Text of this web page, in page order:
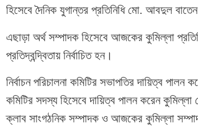
হিসেবে দৈনিক যুগান্তর প্রতিনিধি মো. আবদুল বাতেন
এছাড়া অর্থ সম্পাদক হিসেবে আজকের কুমিল্লা
প্রতিদ্বন্দ্বিতায় নির্বাচিত হন।
নির্বাচন পরিচালনা কমিটির সভাপতির দায়িত্ব
কমিটির সদস্য হিসেবে দায়িত্ব পালন করেন
ক্লাব সাংগঠনিক সম্পাদক ও আজকের কুমিল্লা